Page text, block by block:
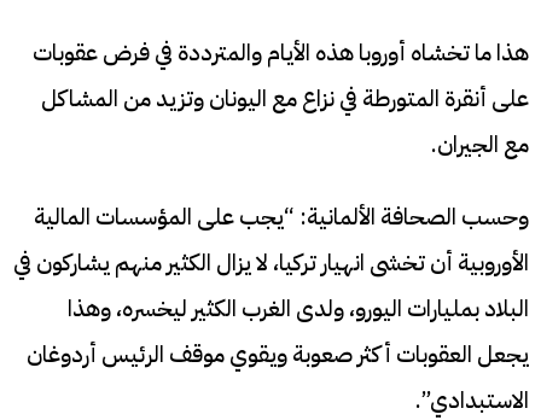
هذا ما تخشاه أوروبا هذه الأيام والمترددة في فرض عقوبات
على أنقرة المتورطة في نزاع مع اليونان وتزيد من المشاكل
مع الجيران.
وحسب الصحافة الألمانية: “يجب على المؤسسات المالية
الأوروبية أن تخشى انهيار تركيا، لا يزال الكثير منهم يشاركون في
البلاد بمليارات اليورو، ولدى الغرب الكثير ليخسره، وهذا
يجعل العقوبات أكثر صعوبة ويقوي موقف الرئيس أردوغان
الاستبدادي”.